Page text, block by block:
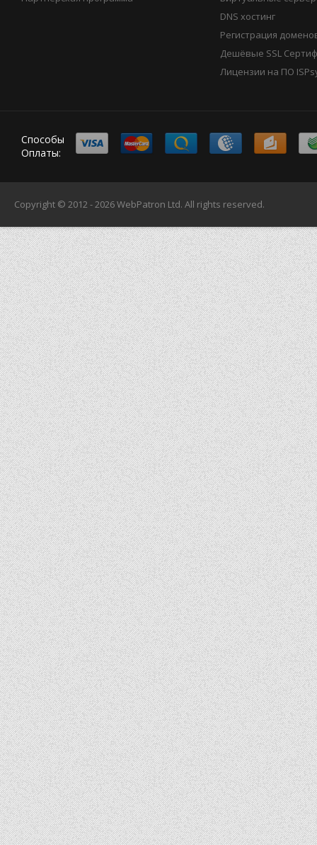
DNS хостинг
Регистрация
Дешёвые SSL
Лицензии на ПО
Способы
Оплаты:
Copyright © 2012 - 2026WebPatron Ltd. All rights reserved.